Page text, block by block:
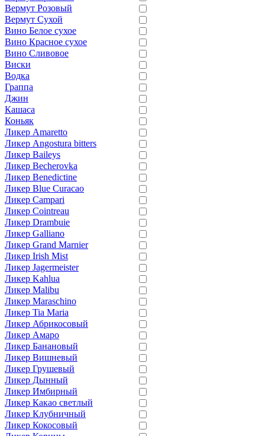
Вермут Розовый
Вермут Сухой
Вино Белое сухое
Вино Красное сухое
Вино Сливовое
Виски
Водка
Граппа
Джин
Кашаса
Коньяк
Ликер Amaretto
Ликер Angostura bitters
Ликер Baileys
Ликер Becherovka
Ликер Benedictine
Ликер Blue Curacao
Ликер Campari
Ликер Cointreau
Ликер Drambuie
Ликер Galliano
Ликер Grand Marnier
Ликер Irish Mist
Ликер Jagermeister
Ликер Kahlua
Ликер Malibu
Ликер Maraschino
Ликер Tia Maria
Ликер Абрикосовый
Ликер Амаро
Ликер Банановый
Ликер Вишневый
Ликер Грушевый
Ликер Дынный
Ликер Имбирный
Ликер Какао светлый
Ликер Клубничный
Ликер Кокосовый